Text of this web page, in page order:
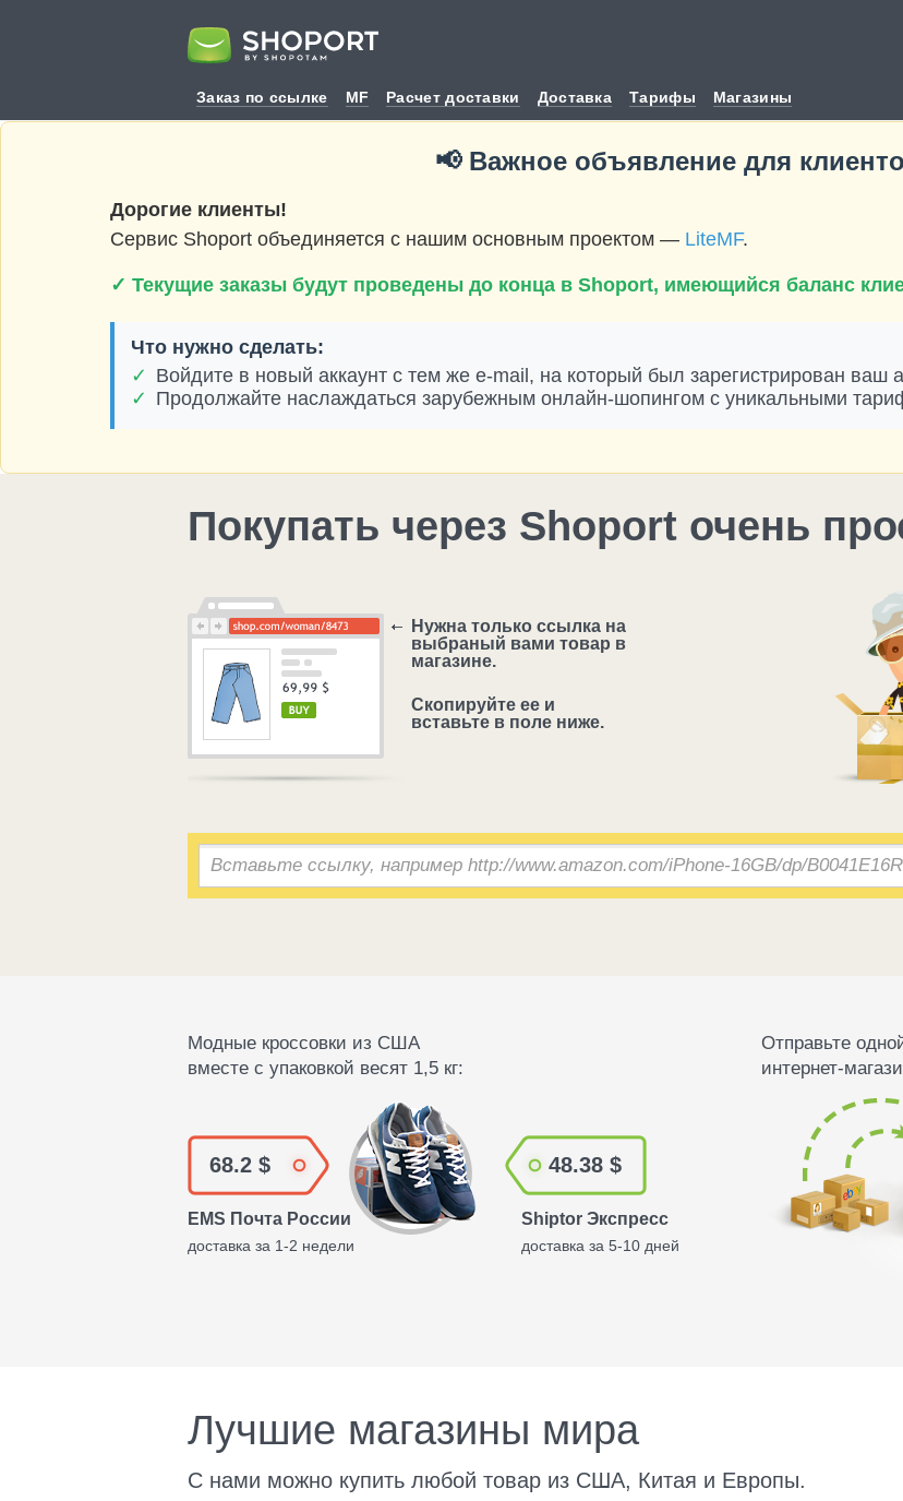
Заказ по ссылке MF Расчет доставки Доставка Тарифы Магазины
📢 Важное объявление для
Дорогие клиенты!
Сервис Shoport объединяется с нашим основным проектом — LiteMF.
✓ Текущие заказы будут проведены до конца в Shоport, имеющийся баланс
Что нужно сделать:
✓ Войдите в новый аккаунт с тем же e-mail, на который был зарегистрирован ваш
✓ Продолжайте наслаждаться зарубежным онлайн-шопингом с уникальными
Покупать через Shoport очень
Нужна только ссылка на
выбраный вами товар в
магазине.
Скопируйте ее и
вставьте в поле ниже.
Модные кроссовки из США
вместе с упаковкой весят 1,5 кг:
48.38 $
Shiptor Экспресс
доставка за 5-10 дней
68.2 $
EMS Почта России
доставка за 1-2 недели
Отправьте
интернет-
Лучшие магазины мира
С нами можно купить любой товар из США, Китая и Европы.